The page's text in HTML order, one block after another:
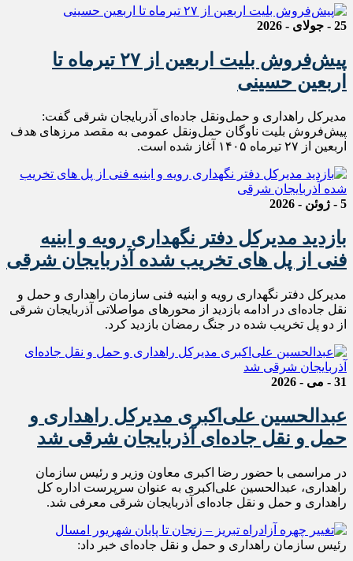
25 - جولای - 2026
پیش‌فروش بلیت اربعین از ۲۷ تیرماه تا
اربعین حسینی
مدیرکل راهداری و حمل‌ونقل جاده‌ای آذربایجان شرقی گفت:
پیش‌فروش بلیت ناوگان حمل‌ونقل عمومی به مقصد مرزهای هدف
اربعین از ۲۷ تیرماه ۱۴۰۵ آغاز شده است.
5 - ژوئن - 2026
بازدید مدیرکل دفتر نگهداری رویه و ابنیه
فنی از پل های تخریب شده آذربایجان شرقی
مدیرکل دفتر نگهداری رویه و ابنیه فنی سازمان راهداری و حمل و
نقل جاده‌ای در ادامه بازدید از محورهای مواصلاتی آذربایجان شرقی
از دو‌ پل تخریب شده در جنگ رمضان بازدید کرد.
31 - می - 2026
عبدالحسین علی‌اکبری مدیرکل راهداری و
حمل و نقل جاده‌ای آذربایجان شرقی شد
در مراسمی با حضور رضا اکبری معاون وزیر و رئیس سازمان
راهداری، عبدالحسین علی‌اکبری به عنوان سرپرست اداره کل
راهداری و حمل و نقل جاده‌ای آذربایجان شرقی معرفی شد‌.
رئیس سازمان راهداری و حمل و نقل جاده‌ای خبر داد: